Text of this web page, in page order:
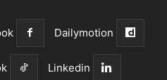
Dailymotion
Linkedin